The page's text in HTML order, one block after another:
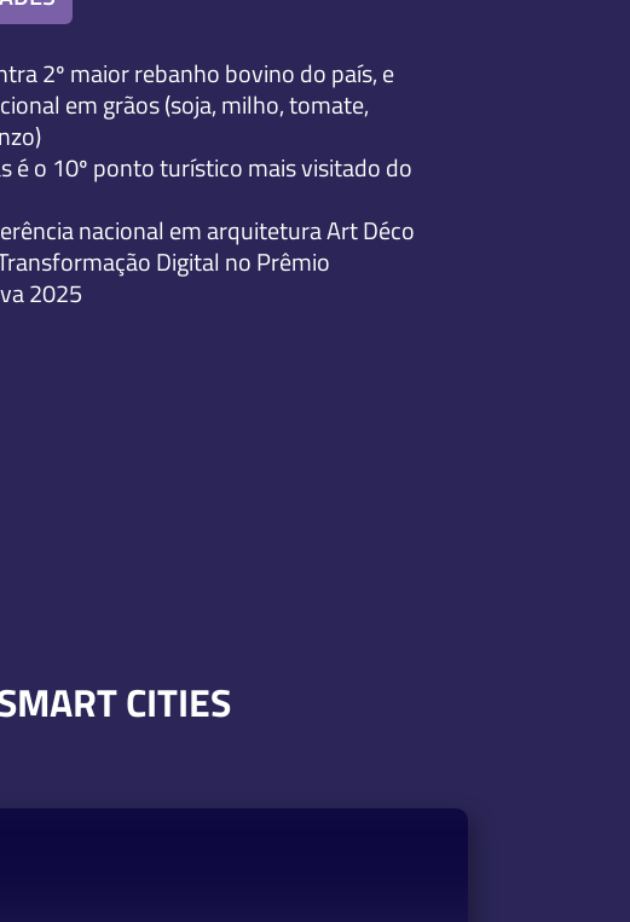
2º maior rebanho bovino do país, e
em grãos (soja, milho, tomate,
é o 10º ponto turístico mais visitado do
nacional em arquitetura Art Déco
Digital no Prêmio
2025
CITIES